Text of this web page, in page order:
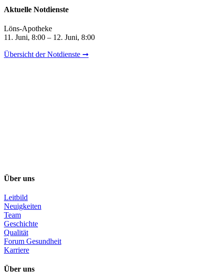
Aktuelle Notdienste
Löns-Apotheke
11. Juni, 8:00 – 12. Juni, 8:00
Übersicht der Notdienste ➞
Über uns
Leitbild
Neuigkeiten
Team
Geschichte
Qualität
Forum Gesundheit
Karriere
Über uns